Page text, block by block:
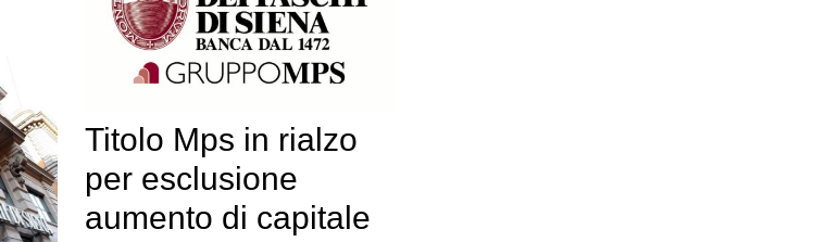
Titolo Mps in rialzo
per esclusione
aumento di capitale